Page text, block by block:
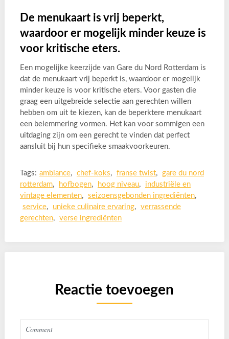
De menukaart is vrij beperkt,
waardoor er mogelijk minder keuze is
voor kritische eters.
Een mogelijke keerzijde van Gare du Nord Rotterdam is
dat de menukaart vrij beperkt is, waardoor er mogelijk
minder keuze is voor kritische eters. Voor gasten die
graag een uitgebreide selectie aan gerechten willen
hebben om uit te kiezen, kan de beperktere menukaart
een belemmering vormen. Het kan voor sommigen een
uitdaging zijn om een gerecht te vinden dat perfect
aansluit bij hun specifieke smaakvoorkeuren.
Tags: ambiance, chef-koks, franse twist, gare du nord
rotterdam, hofbogen, hoog niveau,
industriële en
vintage elementen, seizoensgebonden ingrediënten,
service, unieke culinaire ervaring, verrassende
gerechten, verse ingrediënten
Reactie toevoegen